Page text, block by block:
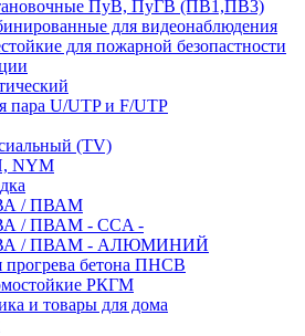
ПуВ, ПуГВ (ПВ1,ПВ3)
для видеонаблюдения
для пожарной безопастности
пара U/UTP и F/UTP
(TV)
NYM
/ ПВАМ
/ ПВАМ - CCA -
/ ПВАМ - АЛЮМИНИЙ
прогрева бетона ПНСВ
РКГМ
и товары для дома